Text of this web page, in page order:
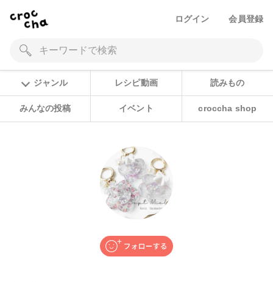
ログイン 会員登録
ジャンル レシピ動画 読みもの
みんなの投稿 イベント croccha shop